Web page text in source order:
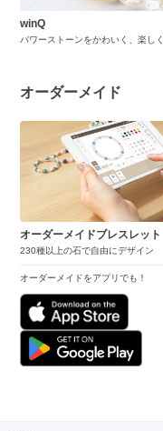
winQ
パワーストーンをかわいく、楽しく
オーダーメイド
オーダーメイドブレスレット
230種以上の石で自由にデザイン
オーダーメイドをアプリでも！